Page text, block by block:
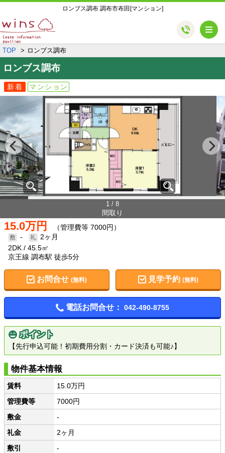
ロンブス調布 調布市布田[マンション]
TOP ロンブス調布
ロンブス調布
新着 マンション
1 / 8
間取り
15.0万円 （管理費等 7000円）
-
2ヶ月
2DK
45.5㎡
京王線 調布駅 徒歩5分
お問合せ (無料) 見学予約(無料)
電話お問合せ： 042-490-8755
ポイント
【先行申込可能！初期費用分割・カード決済も可能♪】
物件基本情報
賃料
15.0万円
管理費等
7000円
敷金
-
礼金
2ヶ月
敷引
-